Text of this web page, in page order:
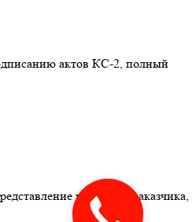
актов КС-2, полный
интересов заказчика,